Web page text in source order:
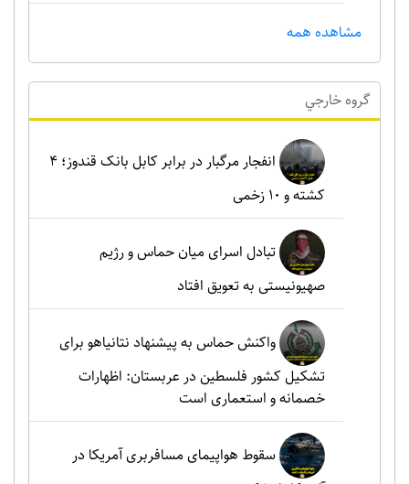
مشاهده همه
گروه خارجي
انفجار مرگبار در برابر کابل بانک قندوز؛ ۴
کشته و ۱۰ زخمی
تبادل اسرای میان حماس و رژیم
صهیونیستی به تعویق افتاد
واکنش حماس به پیشنهاد نتانیاهو برای
تشکیل کشور فلسطین در عربستان: اظهارات
خصمانه و استعماری است
سقوط هواپیمای مسافربری آمریکا در